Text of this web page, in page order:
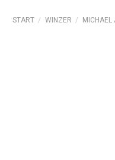
START / WINZER / MICHAEL